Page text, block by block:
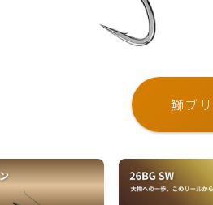
鰤ブ